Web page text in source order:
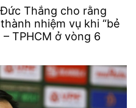
Thắng cho rằng
nhiệm vụ khi “bẻ
– TPHCM ở vòng 6